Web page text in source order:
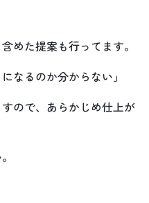
めた提案も行ってます。
なるのか分からない」
ので、あらかじめ仕上が